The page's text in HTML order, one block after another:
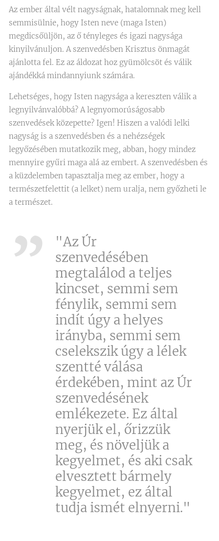
Az ember által vélt nagyságnak, hatalomnak meg kell
semmisülnie, hogy Isten neve (maga Isten)
megdicsőüljön, az ő tényleges és igazi nagysága
kinyilvánuljon. A szenvedésben Krisztus önmagát
ajánlotta fel. Ez az áldozat hoz gyümölcsöt és válik
ajándékká mindannyiunk számára.
Lehetséges, hogy Isten nagysága a kereszten válik a
legnyilvánvalóbbá? A legnyomorúságosabb
szenvedések közepette? Igen! Hiszen a valódi lelki
nagyság is a szenvedésben és a nehézségek
legyőzésében mutatkozik meg, abban, hogy mindez
mennyire gyűri maga alá az embert. A szenvedésben és
a küzdelemben tapasztalja meg az ember, hogy a
természetfelettit (a lelket) nem uralja, nem győzheti le
a természet.
"Az Úr
szenvedésében
megtalálod a teljes
kincset, semmi sem
fénylik, semmi sem
indít úgy a helyes
irányba, semmi sem
cselekszik úgy a lélek
szentté válása
érdekében, mint az Úr
szenvedésének
emlékezete. Ez által
nyerjük el, őrizzük
meg, és növeljük a
kegyelmet, és aki csak
elvesztett bármely
kegyelmet, ez által
tudja ismét elnyerni."